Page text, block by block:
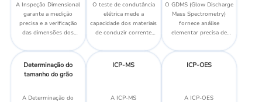
A Inspeção Dimensional
garante a medição
precisa e a verificação
das dimensões dos
atender às especificações
O teste de condutância
elétrica mede a
capacidade dos materiais
de conduzir corrente
desempenho ideal em
O GDMS (Glow Discharge
Mass Spectrometry)
fornece análise
elementar precisa de
detectando traços e
Determinação do
tamanho do grão
A Determinação do
ICP-MS
A ICP-MS
ICP-OES
A ICP-OES